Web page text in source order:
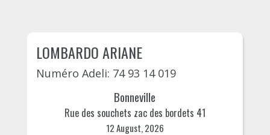
LOMBARDO ARIANE
Numéro Adeli: 74 93 14 019
Bonneville
Rue des souchets zac des bordets 41
12 August, 2026